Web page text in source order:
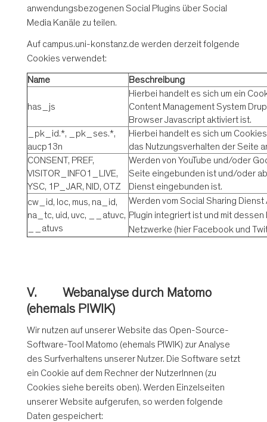
anwendungsbezogenen Social Plugins über Social
Media Kanäle zu teilen.
Auf campus.uni-konstanz.de werden derzeit folgende
Cookies verwendet:
Name Beschreibung
has_js
Hierbei handelt es sich um ein
Content Management System
Browser Javascript aktiviert ist.
_pk_id.*, _pk_ses.*,
aucp13n
Hierbei handelt es sich um
das Nutzungsverhalten der Seite
CONSENT, PREF,
VISITOR_INFO1_LIVE,
YSC, 1P_JAR, NID, OTZ
Werden von YouTube und/oder
Seite eingebunden ist und/oder
Dienst eingebunden ist.
cw_id, loc, mus, na_id,
na_tc, uid, uvc, __atuvc,
__atuvs
Werden vom Social Sharing
Plugin integriert ist und mit
Netzwerke (hier Facebook und
V. Webanalyse durch Matomo
(ehemals PIWIK)
Wir nutzen auf unserer Website das Open-Source-
Software-Tool Matomo (ehemals PIWIK) zur Analyse
des Surfverhaltens unserer Nutzer. Die Software setzt
ein Cookie auf dem Rechner der NutzerInnen (zu
Cookies siehe bereits oben). Werden Einzelseiten
unserer Website aufgerufen, so werden folgende
Daten gespeichert: